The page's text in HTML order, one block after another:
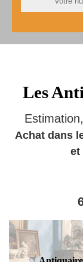
Les
Achat dans
et